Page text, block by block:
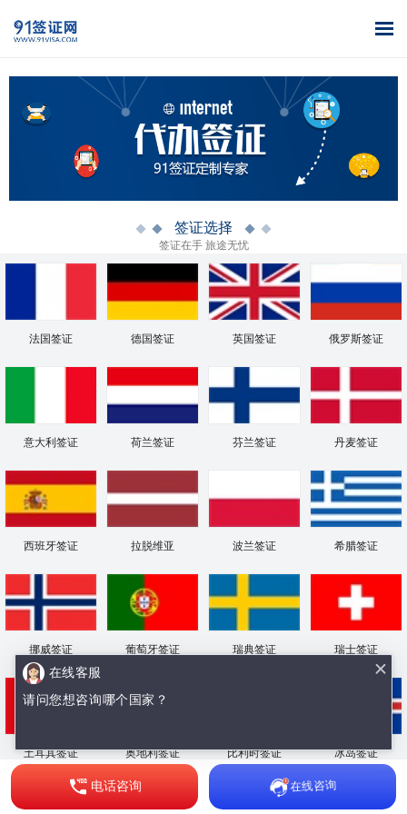
全球签证
办理
签证案例
库
签证政策
签证选择
签证在手 旅途无忧
法国签证 德国签证 英国签证 俄罗斯签证
意大利签证 荷兰签证 芬兰签证 丹麦签证
西班牙签证 拉脱维亚 波兰签证 希腊签证
挪威签证 葡萄牙签证 瑞典签证 瑞士签证
土耳其签证 奥地利签证 比利时签证 冰岛签证
电话咨询 在线咨询
在线客服
请问您想咨询哪个国家？